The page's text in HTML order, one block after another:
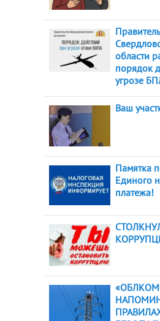
области
порядок
угрозе
Ваш
Памятка
Единого
платежа!